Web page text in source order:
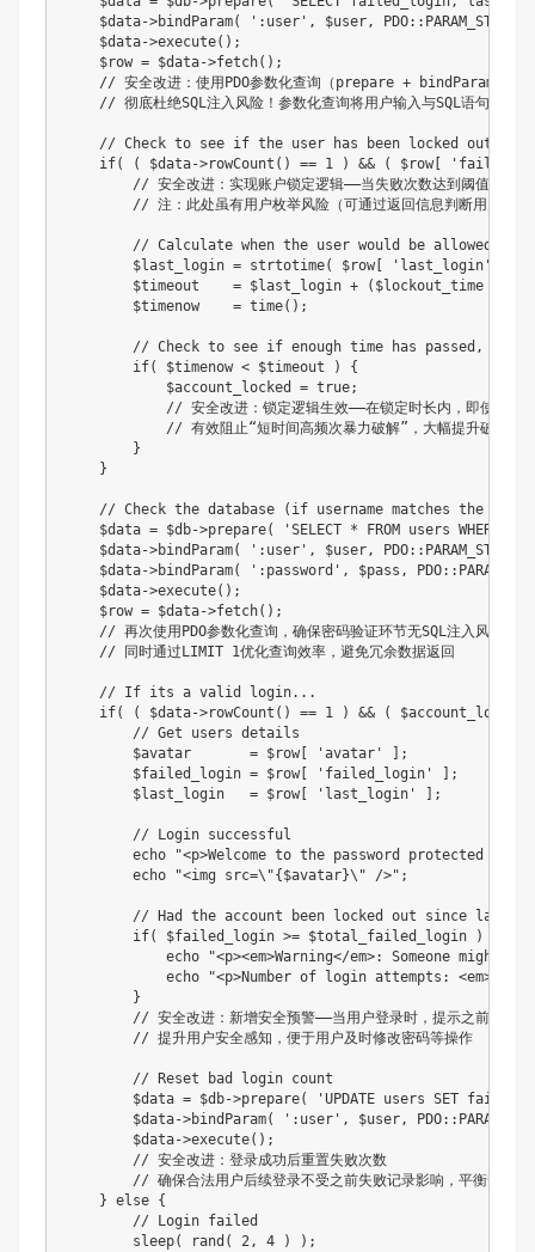
$data->bindParam( ':user' , $user, PDO:: PARAM_STR
$data->execute( ) ;
$row = $data->fetch( ) ;
// 安全改进：使用PDO参数化查询（prepare + bindParam）
// 彻底杜绝SQL注入风险！参数化查询将用户输入与SQL语句逻辑
// Check to see if the user has been locked out.
if( ( $data->rowCount ( ) == 1 ) && ( $row
// 安全改进：实现账户锁定逻辑——当失败次数达到阈值时，触
// 注：此处虽有用户枚举风险（可通过返回信息判断用户名是
// Calculate when the user would be allowed to
$last_login = strtotime( $row 'last_login'
$timeout
= $last_login + ( $lockout_time
$timenow
= time( ) ;
// Check to see if enough time has passed, if
if( $timenow < $timeout )
{
$account_locked
= true;
// 安全改进：锁定逻辑生效——在锁定时长内，即使密码
// 有效阻止“短时间高频次暴力破解”，大幅提升破解成
}
}
// Check the database (if username matches the
$data = $db->prepare(
'SELECT * FROM users
$data->bindParam( ':user' , $user, PDO:: PARAM_STR
$data->bindParam( ':password' , $pass , PDO:: PARAM_STR
$data->execute( ) ;
$row = $data->fetch( ) ;
// 再次使用PDO参数化查询，确保密码验证环节无SQL注入风险
// 同时通过LIMIT 1优化查询效率，避免冗余数据返回
// If its a valid login...
if( ( $data->rowCount ( ) == 1 ) && ( $account_locked
// Get users details
$avatar
= $row 'avatar'
;
$failed_login = $row 'failed_login'
;
$last_login
= $row 'last_login' ;
// Login successful
echo
"<p>Welcome to the password protected area
echo
"<img src=\"{ $avatar}\" />" ;
// Had the account been locked out since last
if( $failed_login >= $total_failed_login )
echo
"<p><em>Warning</em>: Someone
echo
"<p>Number of login attempts: <em>
}
// 安全改进：新增安全预警——当用户登录时，提示之前存在暴
// 提升用户安全感知，便于用户及时修改密码等操作
// Reset bad login count
$data = $db->prepare(
'UPDATE users SET
$data->bindParam( ':user' , $user, PDO:: PARAM_STR
$data->execute( ) ;
// 安全改进：登录成功后重置失败次数
// 确保合法用户后续登录不受之前失败记录影响，平衡安全性
} else {
// Login failed
sleep( rand ( 2, 4 ) ) ;